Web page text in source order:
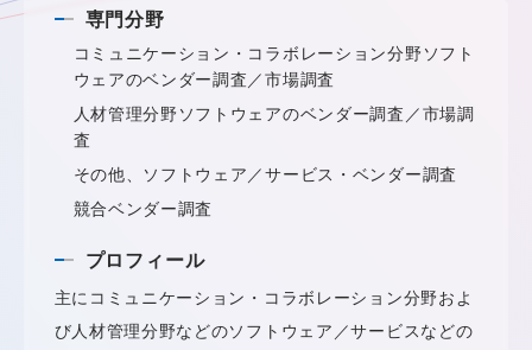
専門分野
コミュニケーション・コラボレーション分野ソフト
ウェアのベンダー調査／市場調査
人材管理分野ソフトウェアのベンダー調査／市場調
査
その他、ソフトウェア／サービス・ベンダー調査
競合ベンダー調査
プロフィール
主にコミュニケーション・コラボレーション分野およ
び人材管理分野などのソフトウェア／サービスなどの